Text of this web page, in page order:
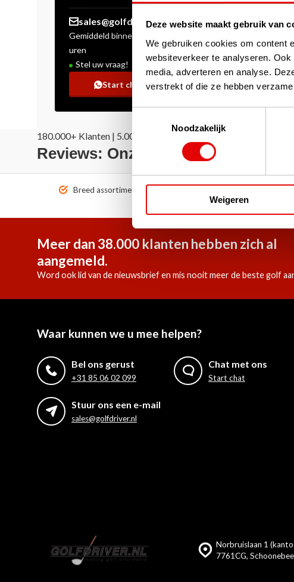
Deze website maakt gebruik van
We gebruiken cookies om content
websiteverkeer te analyseren.
media, adverteren en analyse.
verstrekt of die ze hebben
Toestemmingsselectie
Noodzakelijk
Weigeren
sales@golfdriver.nl
Gemiddeld binnen enkele
uren
Stel uw vraag!
Start chat
180.000+ Klanten | 5.000+ Reviews | Trusted Shops, TrustPilot,
Reviews: Onze klanten aan het
Breed assortiment A-merken!
Vóór 15:00
Meer dan 38.000 klanten hebben zich al
aangemeld.
Word ook lid van de nieuwsbrief en mis nooit meer de beste golf
Waar kunnen we u mee helpen?
Bel ons gerust
+31 85 06 02 099
Chat met ons
Start chat
Stuur ons een e-mail
sales@golfdriver.nl
Norbruislaan 1
7761CG,